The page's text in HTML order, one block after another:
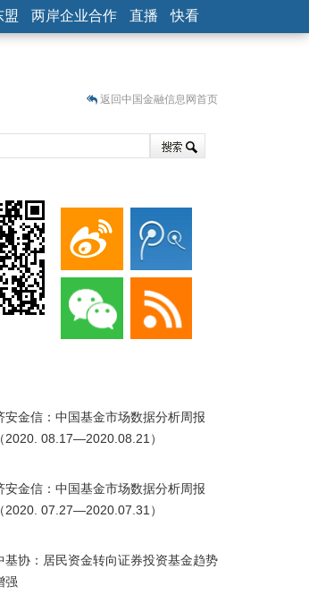
盟 两岸企业合作 直播 快看
返回中国金融信息网首页
安金信：中国基金市场数据分析周报
（2020. 08.17—2020.08.21）
安金信：中国基金市场数据分析周报
（2020. 07.27—2020.07.31）
基协：居民资金转向证券投资基金趋势
强